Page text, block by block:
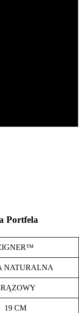
Portfela
NATURALNA
19 CM